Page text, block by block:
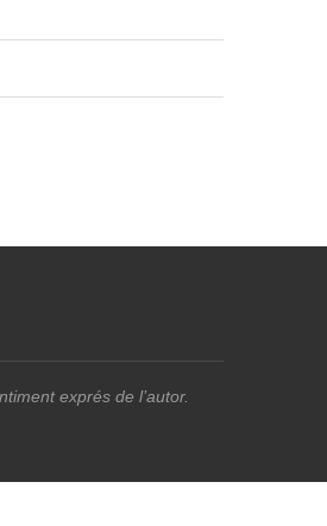
exprés de l’autor.